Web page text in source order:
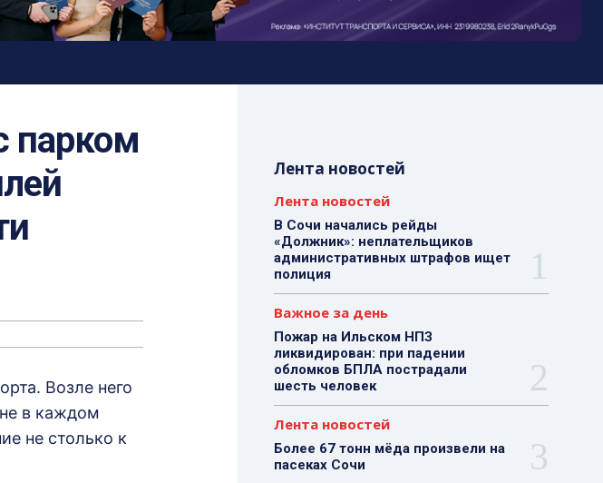
парком
Возле него
в каждом
не столько к
Лента новостей
Лента новостей
В Сочи начались рейды
«Должник»: неплательщиков
административных штрафов ищет
полиция
Важное за день
Пожар на Ильском НПЗ
ликвидирован: при падении
обломков БПЛА пострадали
шесть человек
Лента новостей
Более 67 тонн мёда произвели на
пасеках Сочи